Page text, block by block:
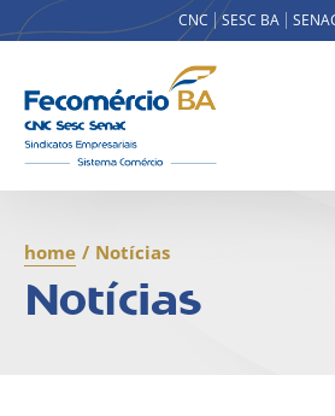
CNC SESC BA
home / Notícias
Notícias